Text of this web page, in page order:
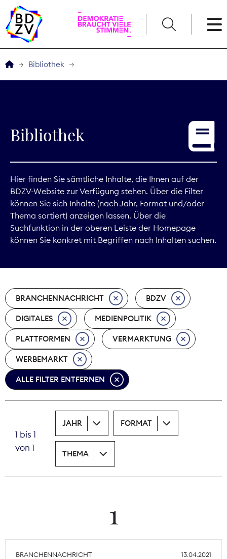
Service
Digitales
Kommunikation
Marktdaten
Nachhaltigkeit
Nachwuchs
Nova Award
Pressefreiheit
Print
Recht
Tarifpolitik
Theodor-Wolff-Preis
Bibliothek
Bibliothek
Hier finden Sie sämtliche Inhalte, die Ihnen auf der
BDZV-Website zur Verfügung stehen. Über die Filter
können Sie sich Inhalte (nach Jahr, Format und/oder
Thema sortiert) anzeigen lassen. Über die
Suchfunktion in der oberen Leiste der Homepage
können Sie konkret mit Begriffen nach Inhalten suchen.
BRANCHENNACHRICHT BDZV
DIGITALES MEDIENPOLITIK
PLATTFORMEN VERMARKTUNG
WERBEMARKT
ALLE FILTER ENTFERNEN
1 bis 1
von 1
JAHR FORMAT
THEMA
1
BRANCHENNACHRICHT 13.04.2021